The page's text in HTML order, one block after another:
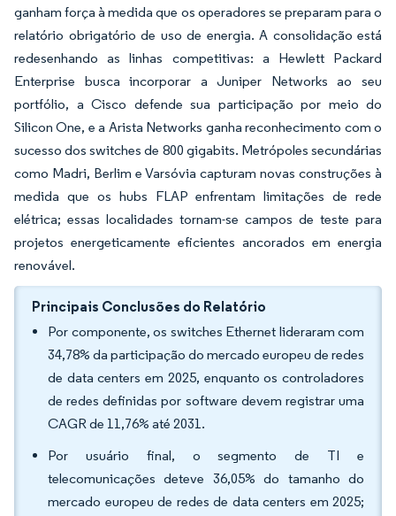
ganham força à medida que os operadores se preparam para o
relatório obrigatório de uso de energia. A consolidação está
redesenhando as linhas competitivas: a Hewlett Packard
Enterprise busca incorporar a Juniper Networks ao seu
portfólio, a Cisco defende sua participação por meio do
Silicon One, e a Arista Networks ganha reconhecimento com o
sucesso dos switches de 800 gigabits. Metrópoles secundárias
como Madri, Berlim e Varsóvia capturam novas construções à
medida que os hubs FLAP enfrentam limitações de rede
elétrica; essas localidades tornam-se campos de teste para
projetos energeticamente eficientes ancorados em energia
renovável.
Principais Conclusões do Relatório
Por componente, os switches Ethernet lideraram com
34,78% da participação do mercado europeu de redes
de data centers em 2025, enquanto os controladores
de redes definidas por software devem registrar uma
CAGR de 11,76% até 2031.
Por usuário final, o segmento de TI e
telecomunicações deteve 36,05% do tamanho do
mercado europeu de redes de data centers em 2025;